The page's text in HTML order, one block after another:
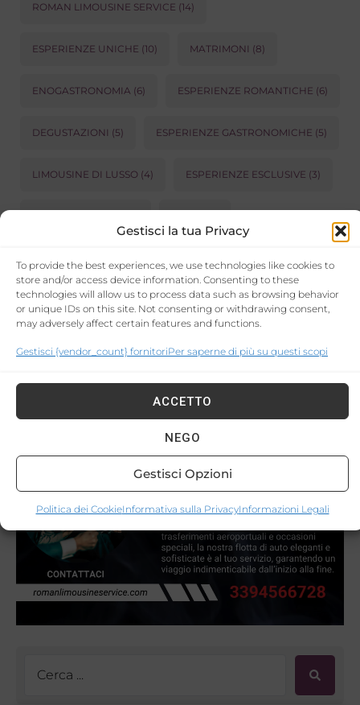
Gestisci la tua Privacy
To provide the best experiences, we use technologies like cookies to
store and/or access device information. Consenting to these
technologies will allow us to process data such as browsing behavior
or unique IDs on this site. Not consenting or withdrawing consent,
may adversely affect certain features and functions.
Gestisci {vendor_count} fornitoriPer saperne di più su questi scopi
ACCETTO
NEGO
Gestisci Opzioni
Politica dei CookieInformativa sulla PrivacyInformazioni Legali
ROMAN LIMOUSINE SERVICE (14)
ESPERIENZE UNICHE (10) MATRIMONI (8)
ENOGASTRONOMIA (6) ESPERIENZE ROMANTICHE (6)
DEGUSTAZIONI (5) ESPERIENZE GASTRONOMICHE (5)
LIMOUSINE DI LUSSO (4) ESPERIENZE ESCLUSIVE (3)
Powered byGetYourGuide